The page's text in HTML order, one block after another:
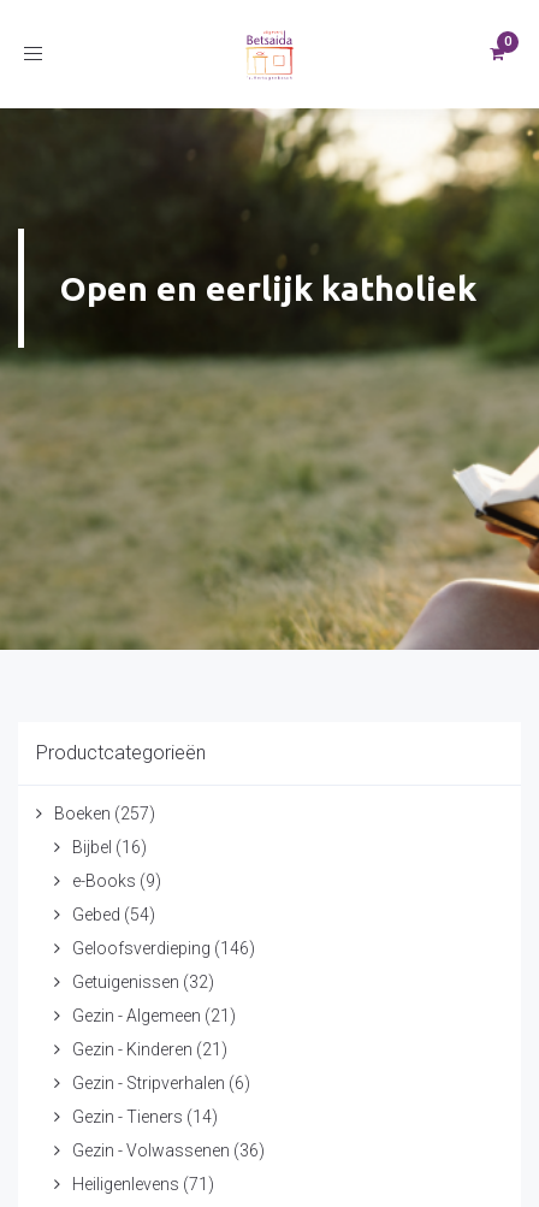
Toggle
Open en eerlijk katholiek
Productcategorieën
Boeken (257)
Bijbel (16)
e-Books (9)
Gebed (54)
Geloofsverdieping (146)
Getuigenissen (32)
Gezin - Algemeen (21)
Gezin - Kinderen (21)
Gezin - Stripverhalen (6)
Gezin - Tieners (14)
Gezin - Volwassenen (36)
Heiligenlevens (71)